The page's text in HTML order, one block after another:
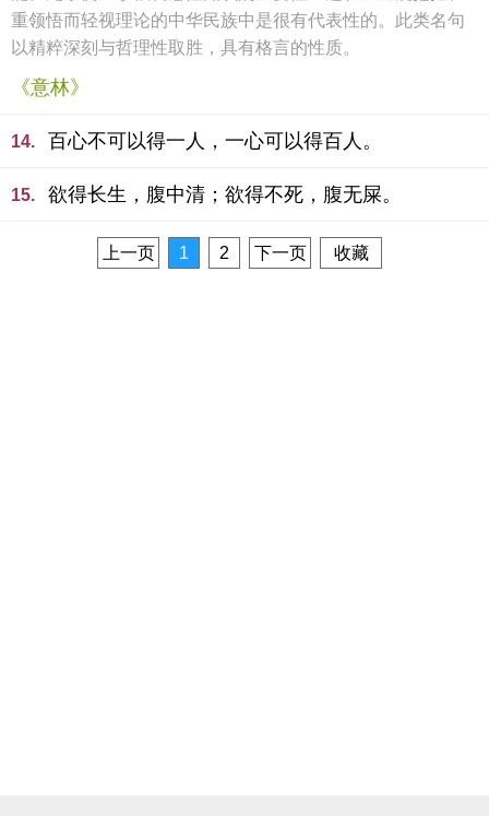
重领悟而轻视理论的中华民族中是很有代表性的。此类名句
以精粹深刻与哲理性取胜，具有格言的性质。
《意林》
14. 百心不可以得一人，一心可以得百人。
15. 欲得长生，腹中清；欲得不死，腹无屎。
上一页 1 2 下一页 收藏